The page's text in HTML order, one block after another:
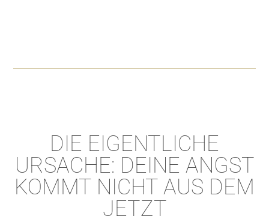
DIE EIGENTLICHE
URSACHE: DEINE ANGST
KOMMT NICHT AUS DEM
JETZT